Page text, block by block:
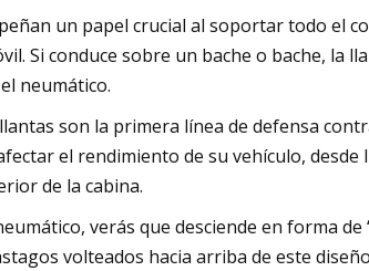
un papel crucial al soportar todo el
Si conduce sobre un bache o bache, la
neumático.
son la primera línea de defensa
el rendimiento de su vehículo, desde
de la cabina.
verás que desciende en forma de
volteados hacia arriba de este